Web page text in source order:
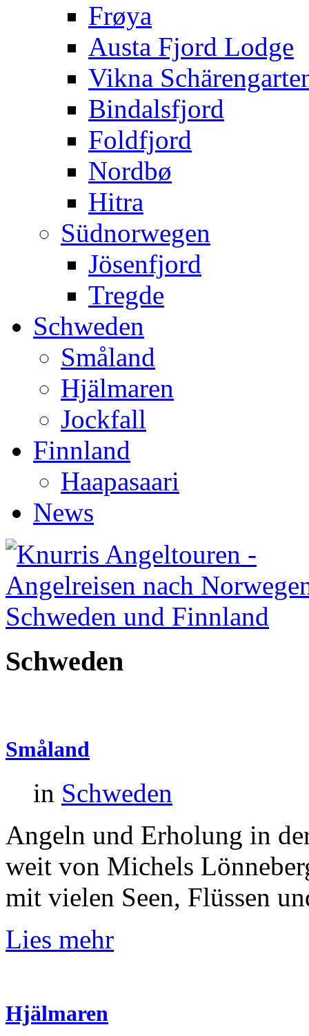
Frøya
Austa Fjord Lodge
Vikna
Bindalsfjord
Foldfjord
Nordbø
Hitra
Südnorwegen
Jösenfjord
Tregde
Schweden
Småland
Hjälmaren
Jockfall
Finnland
Haapasaari
News
Schweden
Småland
in Schweden
Angeln und Erholung in
weit von Michels
mit vielen Seen, Flüssen
Lies mehr
Hjälmaren